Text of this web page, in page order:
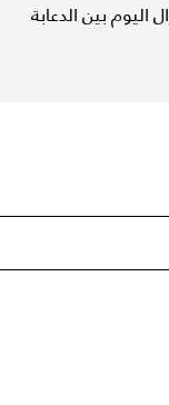
اليوم بين الدعابة